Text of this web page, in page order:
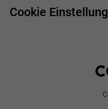
Bewerbungsprozess
Impressum
Cookie